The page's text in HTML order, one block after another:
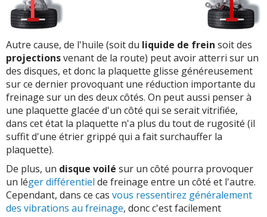
Autre cause, de l'huile (soit du liquide de frein soit des
projectionsvenant de la route) peut avoir atterri sur un
des disques, et donc la plaquette glisse généreusement
sur ce dernier provoquant une réduction importante du
freinage sur un des deux côtés. On peut aussi penser à
une plaquette glacée d'un côté qui se serait vitrifiée,
dans cet état la plaquette n'a plus du tout de rugosité (il
suffit d'une étrier grippé qui a fait surchauffer la
plaquette).
De plus, un disque voilé sur un côté pourra provoquer
un léger différentiel de freinage entre un côté et l'autre.
Cependant, dans ce cas vous ressentirez généralement
des vibrations au freinage, donc c'est facilement